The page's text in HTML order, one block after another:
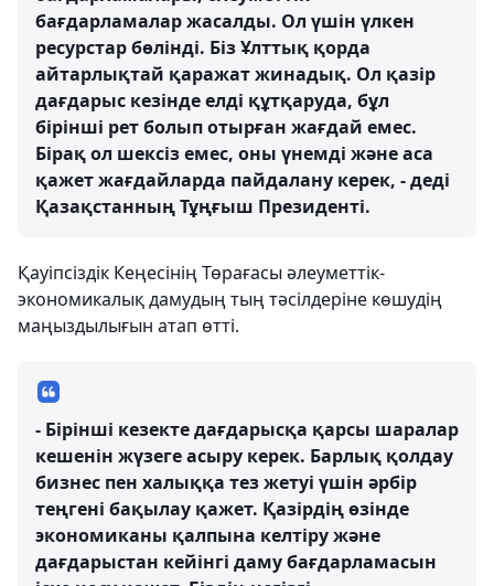
бағдарламалар жасалды. Ол үшін үлкен
ресурстар бөлінді. Біз Ұлттық қорда
айтарлықтай қаражат жинадық. Ол қазір
дағдарыс кезінде елді құтқаруда, бұл
бірінші рет болып отырған жағдай емес.
Бірақ ол шексіз емес, оны үнемді және аса
қажет жағдайларда пайдалану керек, - деді
Қазақстанның Тұңғыш Президенті.
Қауіпсіздік Кеңесінің Төрағасы әлеуметтік-
экономикалық дамудың тың тәсілдеріне көшудің
маңыздылығын атап өтті.
- Бірінші кезекте дағдарысқа қарсы шаралар
кешенін жүзеге асыру керек. Барлық қолдау
бизнес пен халыққа тез жетуі үшін әрбір
теңгені бақылау қажет. Қазірдің өзінде
экономиканы қалпына келтіру және
дағдарыстан кейінгі даму бағдарламасын